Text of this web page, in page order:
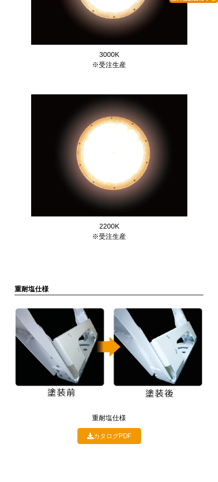
3000K
※受注生産
2200K
※受注生産
重耐塩仕様
重耐塩仕様
カタログPDF